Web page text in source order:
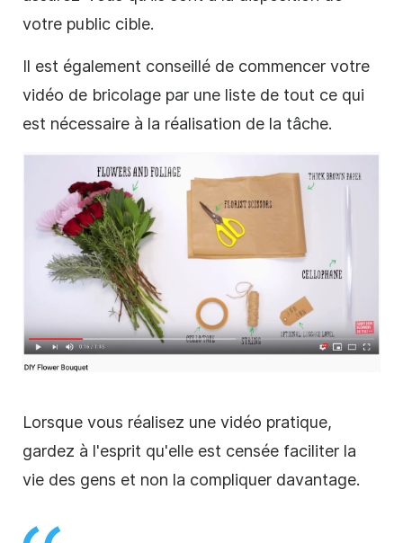
votre public cible.
Il est également conseillé de commencer votre
vidéo de bricolage par une liste de tout ce qui
est nécessaire à la réalisation de la tâche.
Lorsque vous réalisez une vidéo pratique,
gardez à l'esprit qu'elle est censée faciliter la
vie des gens et non la compliquer davantage.